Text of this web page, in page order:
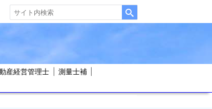
産経営管理士
測量士補